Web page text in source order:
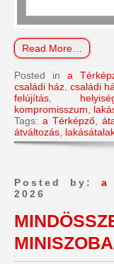
Read More…
Posted in a
családi ház ,családi
felújítás
kompromisszum
Tags: a Térképző,
átváltozás
Posted by: a
2026